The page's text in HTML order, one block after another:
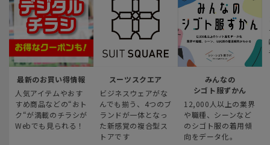
最新のお買い得情報
人気アイテムやおす
すめ商品などの“おト
ク“が満載のチラシが
Webでも見られる！
スーツスクエア
ビジネスウェアがな
んでも揃う、4つのブ
ランドが一体となっ
た新感覚の複合型ス
トアです
みんなの
シゴト服ずかん
12,000人以上の業界
や職種、シーンなど
のシゴト服の着用傾
向をデータ化。